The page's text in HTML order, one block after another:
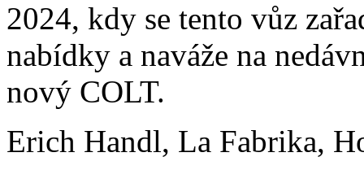
2024, kdy se tento vůz
nabídky a naváže na
nový COLT.
Erich Handl, La Fabrika,